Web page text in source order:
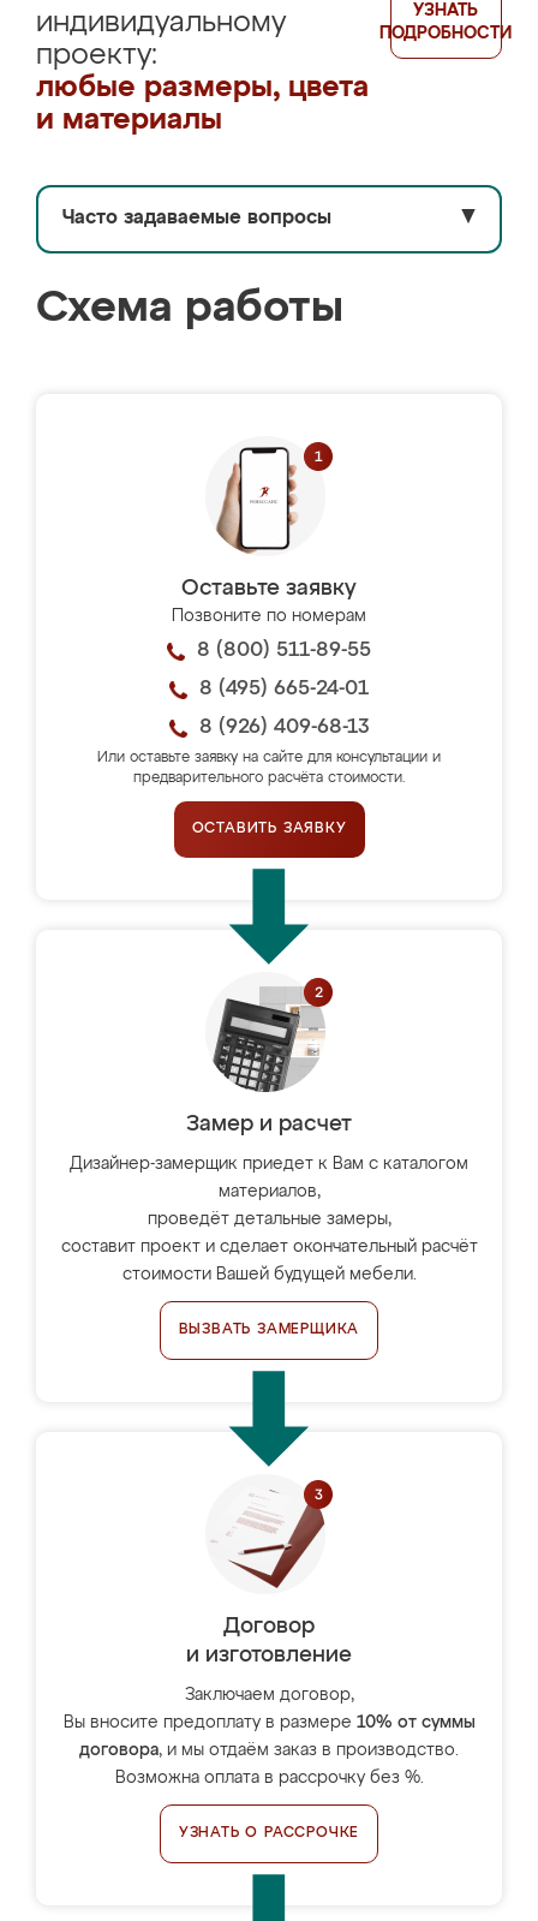
индивидуальному
проекту:
любые размеры, цвета
и материалы
УЗНАТЬ
ПОДРОБНОСТИ
Часто задаваемые вопросы ▼
Схема работы
Оставьте заявку
Позвоните по номерам
8 (800) 511-89-55
8 (495) 665-24-01
8 (926) 409-68-13
Или оставьте заявку на сайте для консультации и
предварительного расчёта стоимости.
ОСТАВИТЬ ЗАЯВКУ
Замер и расчет
Дизайнер-замерщик приедет к Вам с каталогом
материалов,
проведёт детальные замеры,
составит проект и сделает окончательный расчёт
стоимости Вашей будущей мебели.
ВЫЗВАТЬ ЗАМЕРЩИКА
Договор
и изготовление
Заключаем договор,
Вы вносите предоплату в размере 10% от суммы
договора, и мы отдаём заказ в производство.
Возможна оплата в рассрочку без %.
УЗНАТЬ О РАССРОЧКЕ